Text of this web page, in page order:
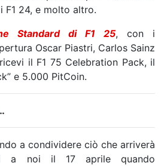
F1 24, e molto altro.
Standard di F1 25, con i
Oscar Piastri, Carlos Sainz
il F1 75 Celebration Pack, il
e 5.000 PitCoin.
a condividere ciò che arriverà
a noi il 17 aprile quando